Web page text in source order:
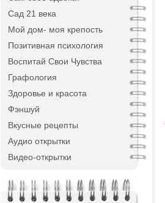
Сад 21 века
Мой дом- моя крепость
Позитивная психология
Воспитай Свои Чувства
Графология
Здоровье и красота
Фэншуй
Вкусные рецепты
Аудио открытки
Видео-открытки